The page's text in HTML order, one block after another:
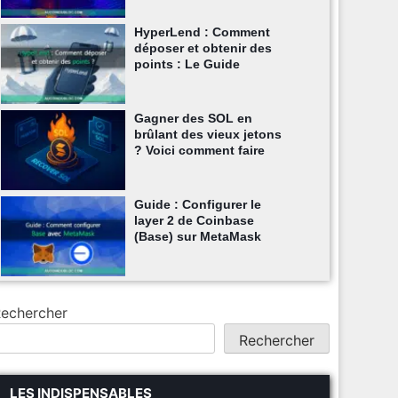
HyperLend : Comment
déposer et obtenir des
points : Le Guide
Gagner des SOL en
brûlant des vieux jetons
? Voici comment faire
Guide : Configurer le
layer 2 de Coinbase
(Base) sur MetaMask
Rechercher
LES INDISPENSABLES